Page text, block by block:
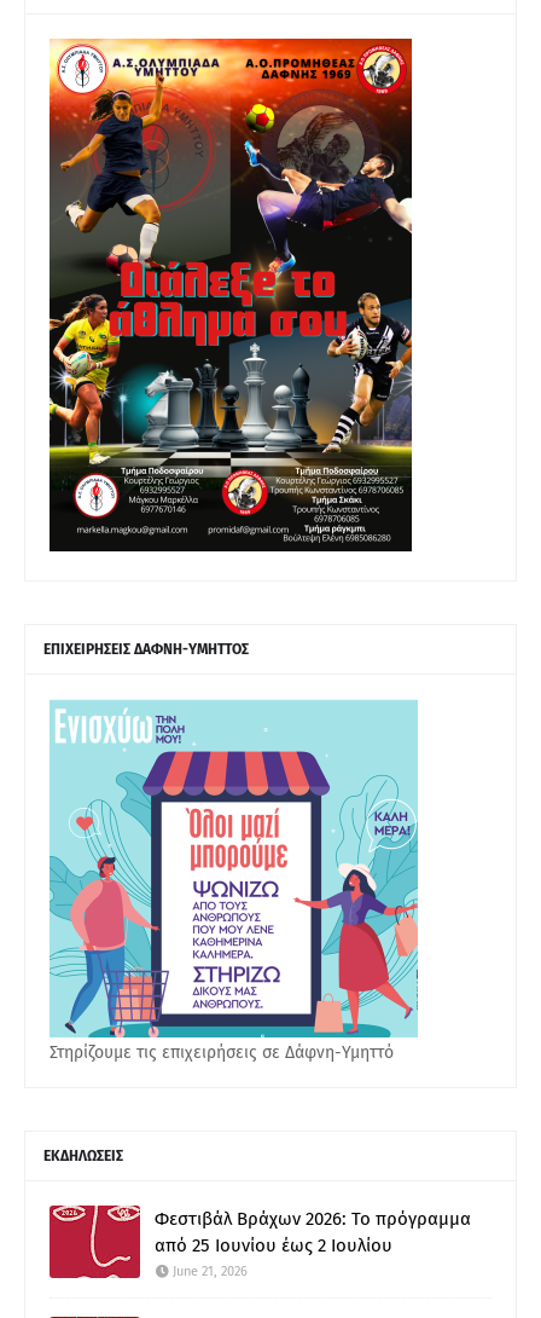
ΕΠΙΧΕΙΡΗΣΕΙΣ ΔΑΦΝΗ-ΥΜΗΤΤΟΣ
Στηρίζουμε τις επιχειρήσεις σε Δάφνη-Υμηττό
ΕΚΔΗΛΩΣΕΙΣ
Φεστιβάλ Βράχων 2026: Το πρόγραμμα
από 25 Ιουνίου έως 2 Ιουλίου
June 21, 2026